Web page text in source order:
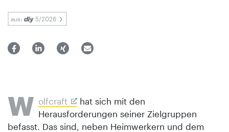
aus: 5/2026
W olfcraft
hat sich mit den
Herausforderungen seiner Zielgruppen
befasst. Das sind, neben Heimwerkern und dem